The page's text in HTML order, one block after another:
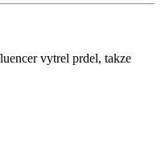
vytrel prdel, takze